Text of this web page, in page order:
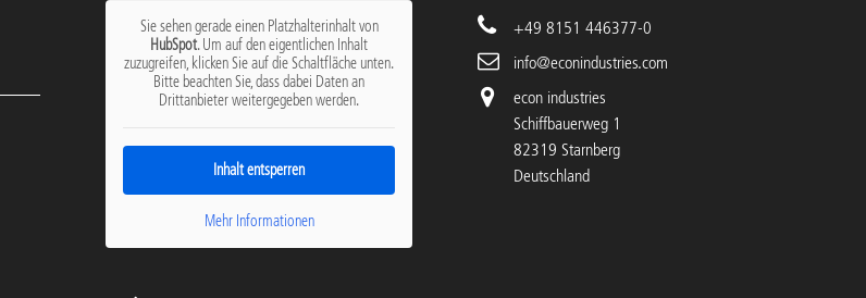
Sie sehen gerade einen Platzhalterinhalt von
HubSpot. Um auf den eigentlichen Inhalt
zuzugreifen, klicken Sie auf die Schaltfläche unten.
Bitte beachten Sie, dass dabei Daten an
Drittanbieter weitergegeben werden.
Inhalt entsperren
Mehr Informationen
+49 8151 446377-0
info@econindustries.com
econ industries
Schiffbauerweg 1
82319 Starnberg
Deutschland